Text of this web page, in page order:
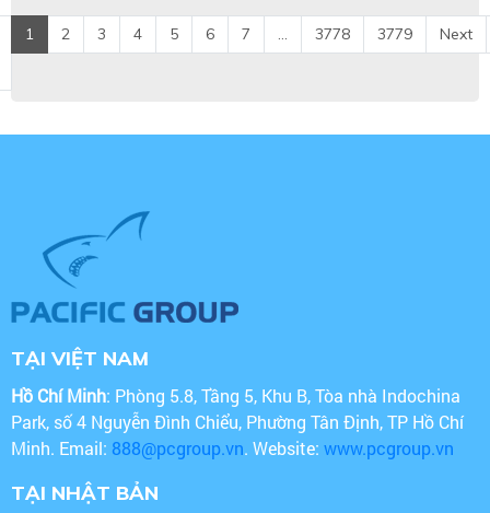
1 2 3 4 5 6 7 ... 3778 3779 Next
TẠI VIỆT NAM
Hồ Chí Minh: Phòng 5.8, Tầng 5, Khu B, Tòa nhà Indochina
Park, số 4 Nguyễn Đình Chiểu, Phường Tân Định, TP Hồ Chí
Minh. Email: 888@pcgroup.vn. Website: www.pcgroup.vn
TẠI NHẬT BẢN